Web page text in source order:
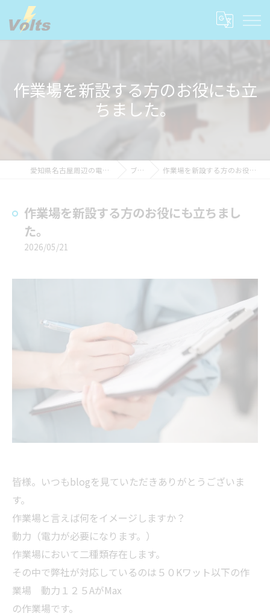
作業場を新設する方のお役にも立
ちました。
愛知県名古屋周辺の電気工事ならvolts ブログ 作業場を新設する方のお役にも立ちました。
作業場を新設する方のお役にも立ちまし
た。
2026/05/21
皆様。いつもblogを見ていただきありがとうございま
す。
作業場と言えば何をイメージしますか？
動力（電力が必要になります。）
作業場において二種類存在します。
その中で弊社が対応しているのは５０Kワット以下の作
業場 動力１２５AがMax
の作業場です。